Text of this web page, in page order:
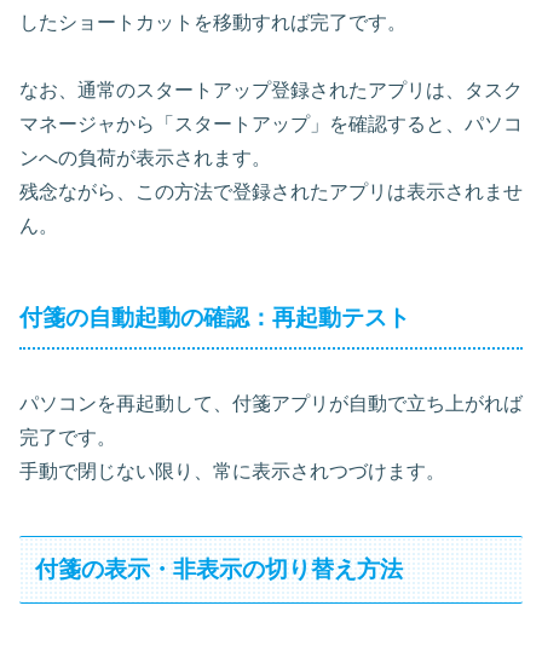
したショートカットを移動すれば完了です。
なお、通常のスタートアップ登録されたアプリは、タスク
マネージャから「スタートアップ」を確認すると、パソコ
ンへの負荷が表示されます。
残念ながら、この方法で登録されたアプリは表示されませ
ん。
付箋の自動起動の確認：再起動テスト
パソコンを再起動して、付箋アプリが自動で立ち上がれば
完了です。
手動で閉じない限り、常に表示されつづけます。
付箋の表示・非表示の切り替え方法